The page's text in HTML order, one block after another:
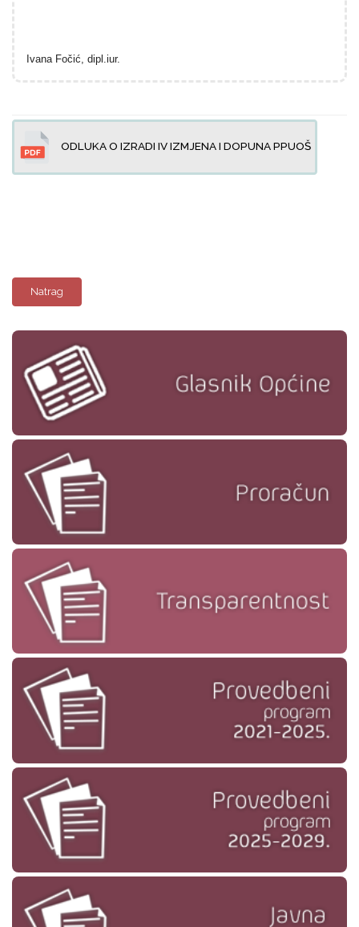
Ivana Fočić, dipl.iur.
ODLUKA O IZRADI IV IZMJENA I DOPUNA PPUOŠ
Natrag